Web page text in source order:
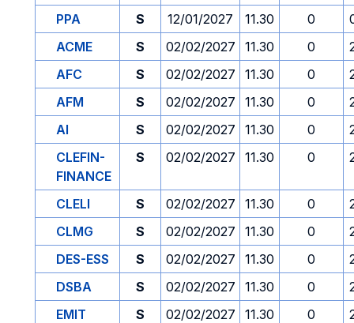
PPA
S 12/01/2027 11.30 0
ACME
S 02/02/2027 11.30 0
AFC
S 02/02/2027 11.30 0
AFM
S 02/02/2027 11.30 0
AI
S 02/02/2027 11.30 0
CLEFIN-
FINANCE
S 02/02/2027 11.30 0
CLELI S 02/02/2027 11.30 0
CLMG
S 02/02/2027 11.30 0
DES-ESS
S 02/02/2027 11.30 0
DSBA
S 02/02/2027 11.30 0
EMIT
S 02/02/2027 11.30 0